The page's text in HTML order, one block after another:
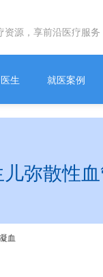
资源，享前沿医疗服务
生 就医案例
弥散性
血